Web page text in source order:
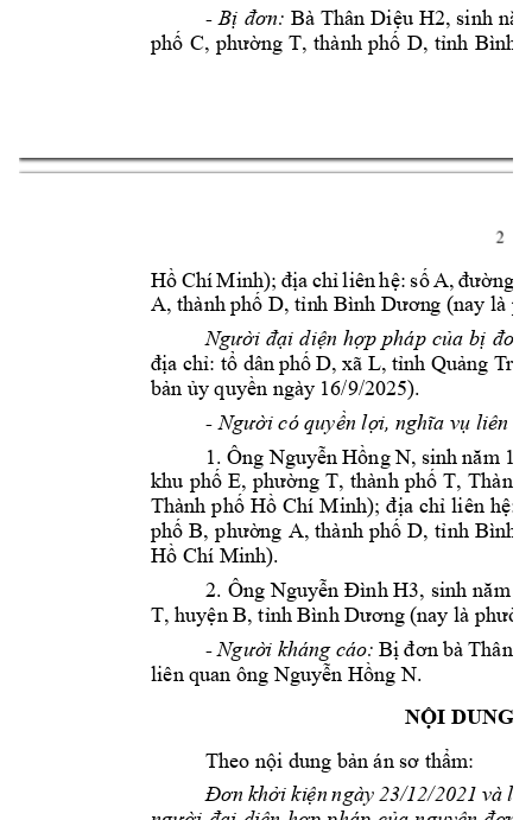
- Bị đơn: Bà Thân Diệu H2, sinh
phố C, phường T, thành phố D, tỉnh Bình
2
Hồ Chí Minh); địa chỉ liên hệ: số A, đường
A, thành phố D, tỉnh Bình Dương (nay là
Người đại diện hợp pháp của bị
địa chỉ: tổ dân phốD, xã L, tỉnh Quảng Tr
bản ủy quyền ngày 16/9/2025).
- Người có quyền lợi, nghĩa vụ liên
1. Ông Nguyễn Hồng N, sinh năm 19
khu phố E, phường T, thành phố T, Thành
Thành phố Hồ Chí Minh); địa chỉ liên hệ:
phố B, phường A, thành phố D, tỉnh Bình
Hồ Chí Minh).
2. Ông Nguyễn Đình H3, sinh năm
T, huyện B, tỉnh Bình Dương (nay là phườ
- Người kháng cáo: Bị đơn bà Thân
liên quan ông Nguyễn Hồng N.
NỘI DUNG
Theo nội dung bản án sơ thẩm:
Đơn khởi kiện ngày 23/12/2021 và l